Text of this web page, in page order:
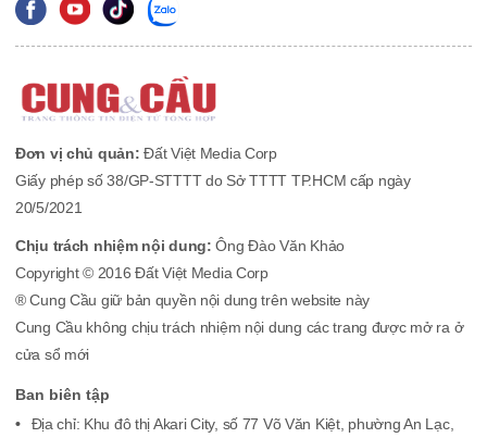
Đơn vị chủ quản: Đất Việt Media Corp
Giấy phép số 38/GP-STTTT do Sở TTTT TP.HCM cấp ngày
20/5/2021
Chịu trách nhiệm nội dung:Ông Đào Văn Khảo
Copyright © 2016 Đất Việt Media Corp
® Cung Cầu giữ bản quyền nội dung trên website này
Cung Cầu không chịu trách nhiệm nội dung các trang được mở ra ở
cửa sổ mới
Ban biên tập
Địa chỉ: Khu đô thị Akari City, số 77 Võ Văn Kiệt, phường An Lạc,